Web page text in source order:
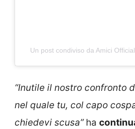
Un post condiviso da Amici
“Inutile il nostro confronto
nel quale tu, col capo
chiedevi scusa”ha